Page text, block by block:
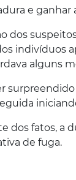
e ganhar
dos
indivíduos
alguns
dos fatos, a
de fuga.